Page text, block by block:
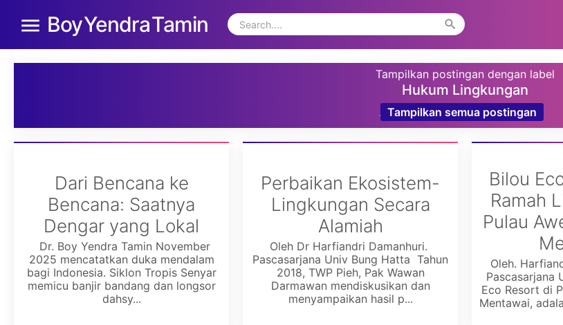
Boy Yendra Tamin
Tampilkan postingan dengan label
Hukum Lingkungan
. Tampilkan semua postingan
Dari Bencana ke
Bencana: Saatnya
Dengar yang Lokal
Dr. Boy Yendra Tamin November
2025 mencatatkan duka mendalam
bagi Indonesia. Siklon Tropis Senyar
memicu banjir bandang dan longsor
dahsy...
Perbaikan Ekosistem-
Lingkungan Secara
Alamiah
Oleh Dr Harfiandri Damanhuri.
Pascasarjana Univ Bung Hatta Tahun
2018, TWP Pieh, Pak Wawan
Darmawan mendiskusikan dan
menyampaikan hasil p...
Bilou
Ramah
Pulau
Oleh.
Pascasarjana
Eco Resort di
Mentawai,